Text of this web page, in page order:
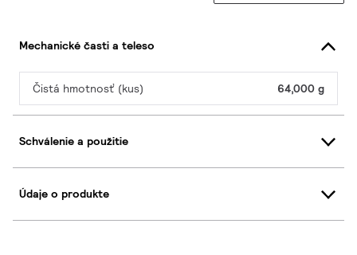
Mechanické časti a teleso
Čistá hmotnosť (kus) 64,000 g
Schválenie a použitie
Údaje o produkte